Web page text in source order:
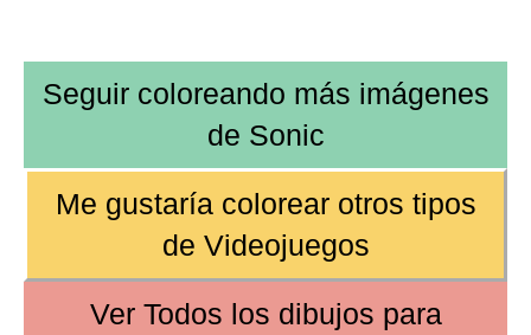
Seguir coloreando más imágenes
de Sonic
Me gustaría colorear otros tipos
de Videojuegos
Ver Todos los dibujos para